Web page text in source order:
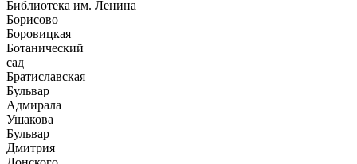
Библиотека им. Ленина
Борисово
Боровицкая
Ботанический
сад
Братиславская
Бульвар
Адмирала
Ушакова
Бульвар
Дмитрия